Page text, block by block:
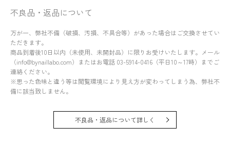
不良品・返品について
万が一、弊社不備（破損、汚損、不具合等）があった場合はご交換させてい
ただきます。
商品到着後10日以内（未使用、未開封品）に限りお受けいたします。メール
（info@bynaillabo.com）またはお電話 03-5914-0416（平日10～17時）までご
連絡ください。
※思った色味と違う等は閲覧環境により見え方が変わってしまう為、弊社不
備に該当致しません。
不良品・返品について詳しく